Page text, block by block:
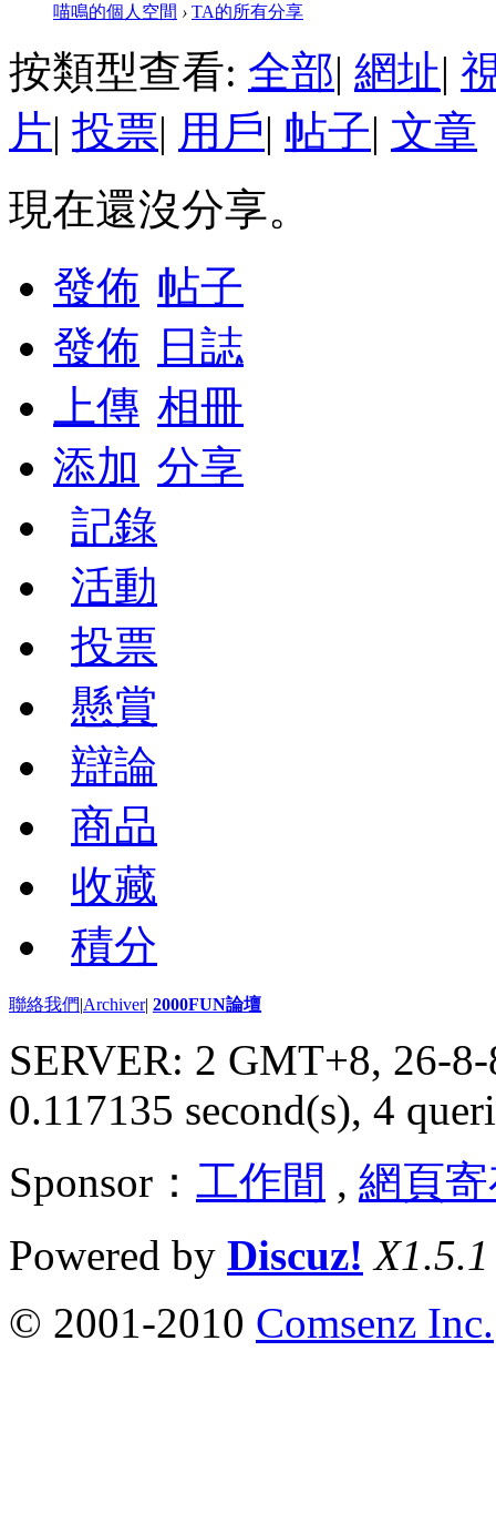
喵鳴的個人空間 › TA的所有分享
按類型查看: 全部| 網址|
片| 投票| 用戶| 帖子| 文章
現在還沒分享。
發佈 帖子
發佈
日誌
上傳 相冊
添加 分享
記錄
活動
投票
懸賞
辯論
商品
收藏
積分
聯絡我們|Archiver| 2000FUN論壇
SERVER: 2 GMT+8, 26-
0.117135 second(s), 4
Sponsor： 工作間 , 網頁
Powered by Discuz! X1.5.1
© 2001-2010 Comsenz Inc.